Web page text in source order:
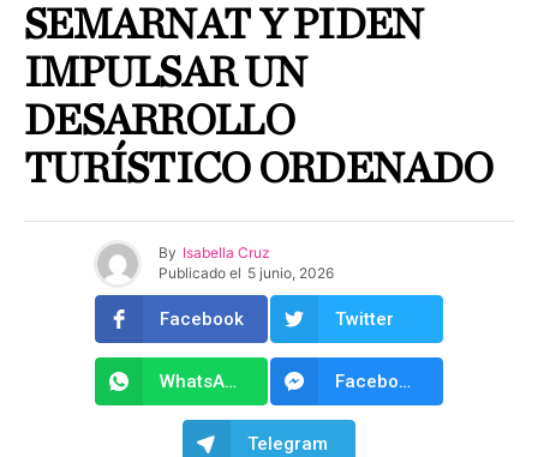
SEMARNAT Y PIDEN
IMPULSAR UN
DESARROLLO
TURÍSTICO ORDENADO
By Isabella Cruz
Publicado el 5 junio, 2026
Facebook Twitter
WhatsApp Facebook Messenger
Telegram